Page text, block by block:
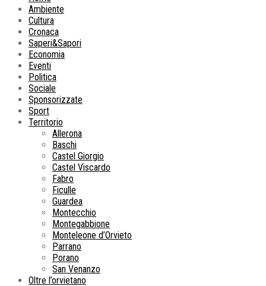
Ambiente
Cultura
Cronaca
Saperi&Sapori
Economia
Eventi
Politica
Sociale
Sponsorizzate
Sport
Territorio
Allerona
Baschi
Castel Giorgio
Castel Viscardo
Fabro
Ficulle
Guardea
Montecchio
Montegabbione
Monteleone d’Orvieto
Parrano
Porano
San Venanzo
Oltre l’orvietano